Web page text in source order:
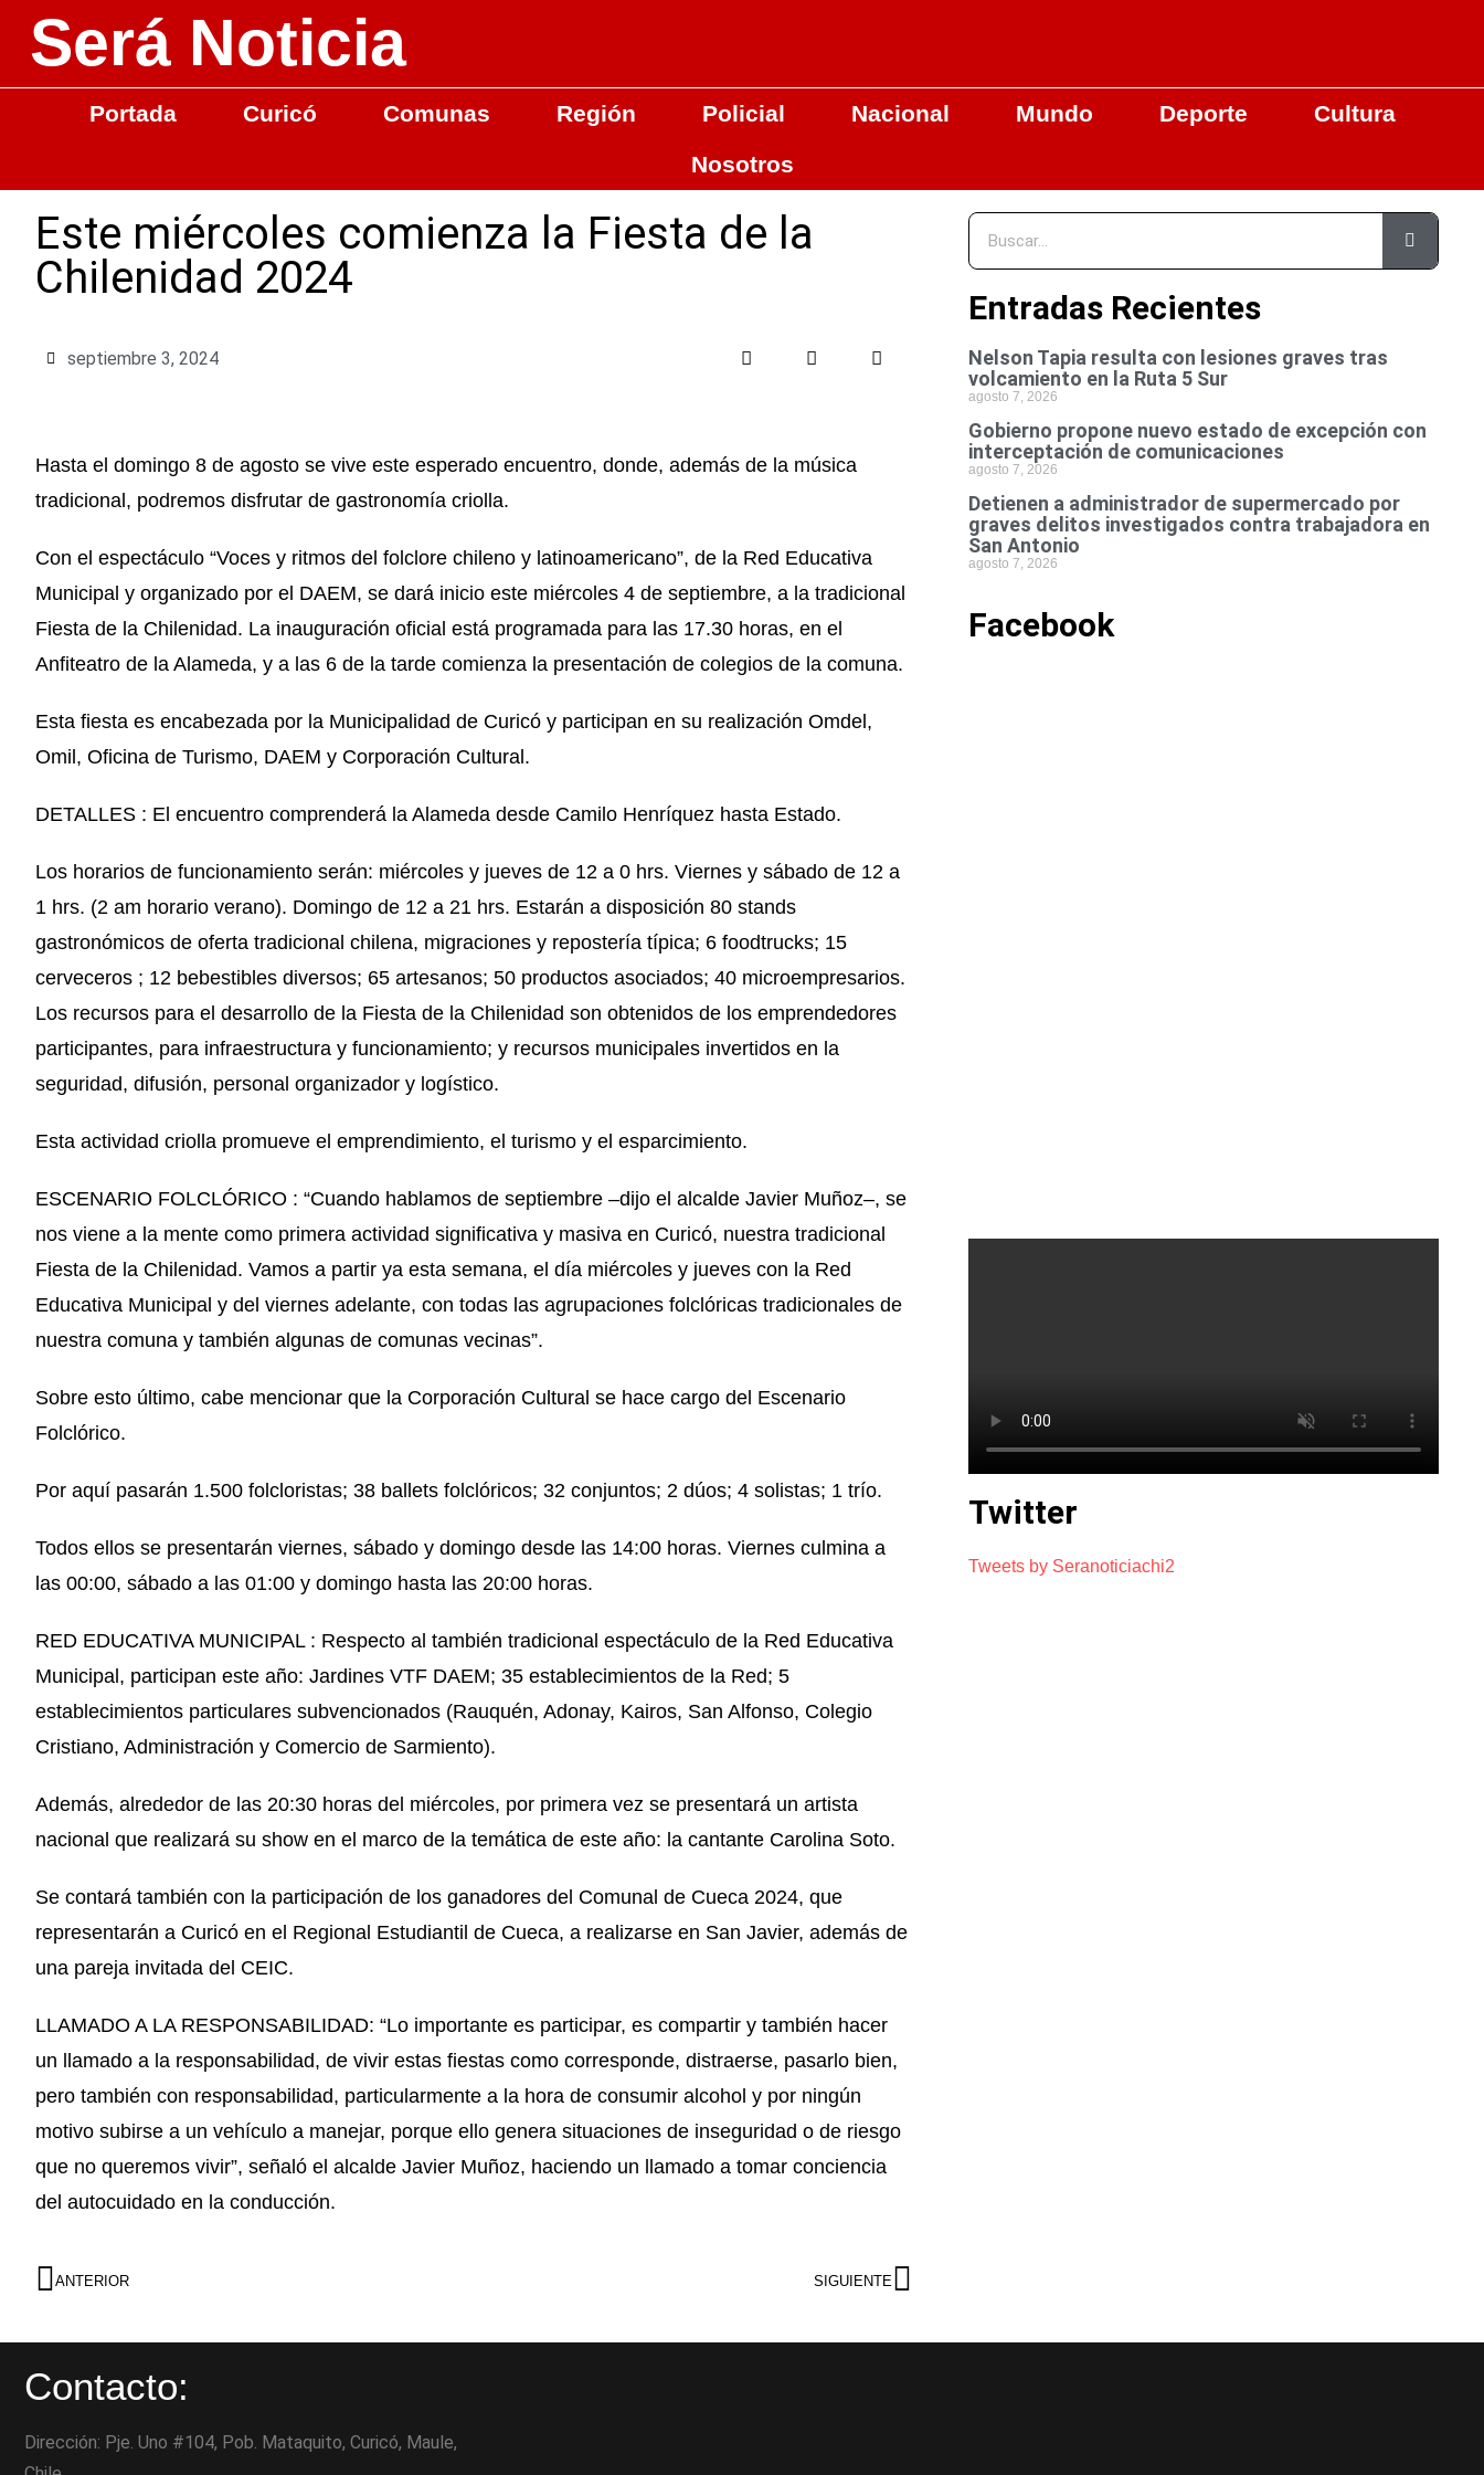
Será Noticia
Portada Curicó Comunas Región Policial Nacional Mundo Deporte
Cultura
Nosotros
Este miércoles comienza la Fiesta de la
Chilenidad 2024
septiembre 3, 2024
Hasta el domingo 8 de agosto se vive este esperado encuentro, donde, además de la música
tradicional, podremos disfrutar de gastronomía criolla.
Con el espectáculo “Voces y ritmos del folclore chileno y latinoamericano”, de la Red Educativa
Municipal y organizado por el DAEM, se dará inicio este miércoles 4 de septiembre, a la tradicional
Fiesta de la Chilenidad. La inauguración oficial está programada para las 17.30 horas, en el
Anfiteatro de la Alameda, y a las 6 de la tarde comienza la presentación de colegios de la comuna.
Esta fiesta es encabezada por la Municipalidad de Curicó y participan en su realización Omdel,
Omil, Oficina de Turismo, DAEM y Corporación Cultural.
DETALLES : El encuentro comprenderá la Alameda desde Camilo Henríquez hasta Estado.
Los horarios de funcionamiento serán: miércoles y jueves de 12 a 0 hrs. Viernes y sábado de 12 a
1 hrs. (2 am horario verano). Domingo de 12 a 21 hrs. Estarán a disposición 80 stands
gastronómicos de oferta tradicional chilena, migraciones y repostería típica; 6 foodtrucks; 15
cerveceros ; 12 bebestibles diversos; 65 artesanos; 50 productos asociados; 40 microempresarios.
Los recursos para el desarrollo de la Fiesta de la Chilenidad son obtenidos de los emprendedores
participantes, para infraestructura y funcionamiento; y recursos municipales invertidos en la
seguridad, difusión, personal organizador y logístico.
Esta actividad criolla promueve el emprendimiento, el turismo y el esparcimiento.
ESCENARIO FOLCLÓRICO : “Cuando hablamos de septiembre –dijo el alcalde Javier Muñoz–, se
nos viene a la mente como primera actividad significativa y masiva en Curicó, nuestra tradicional
Fiesta de la Chilenidad. Vamos a partir ya esta semana, el día miércoles y jueves con la Red
Educativa Municipal y del viernes adelante, con todas las agrupaciones folclóricas tradicionales de
nuestra comuna y también algunas de comunas vecinas”.
Sobre esto último, cabe mencionar que la Corporación Cultural se hace cargo del Escenario
Folclórico.
Por aquí pasarán 1.500 folcloristas; 38 ballets folclóricos; 32 conjuntos; 2 dúos; 4 solistas; 1 trío.
Todos ellos se presentarán viernes, sábado y domingo desde las 14:00 horas. Viernes culmina a
las 00:00, sábado a las 01:00 y domingo hasta las 20:00 horas.
RED EDUCATIVA MUNICIPAL : Respecto al también tradicional espectáculo de la Red Educativa
Municipal, participan este año: Jardines VTF DAEM; 35 establecimientos de la Red; 5
establecimientos particulares subvencionados (Rauquén, Adonay, Kairos, San Alfonso, Colegio
Cristiano, Administración y Comercio de Sarmiento).
Además, alrededor de las 20:30 horas del miércoles, por primera vez se presentará un artista
nacional que realizará su show en el marco de la temática de este año: la cantante Carolina Soto.
Se contará también con la participación de los ganadores del Comunal de Cueca 2024, que
representarán a Curicó en el Regional Estudiantil de Cueca, a realizarse en San Javier, además de
una pareja invitada del CEIC.
LLAMADO A LA RESPONSABILIDAD: “Lo importante es participar, es compartir y también hacer
un llamado a la responsabilidad, de vivir estas fiestas como corresponde, distraerse, pasarlo bien,
pero también con responsabilidad, particularmente a la hora de consumir alcohol y por ningún
motivo subirse a un vehículo a manejar, porque ello genera situaciones de inseguridad o de riesgo
que no queremos vivir”, señaló el alcalde Javier Muñoz, haciendo un llamado a tomar conciencia
del autocuidado en la conducción.
ANTERIOR SIGUIENTE
Entradas Recientes
Nelson Tapia resulta con lesiones graves tras
volcamiento en la Ruta 5 Sur
agosto 7, 2026
Gobierno propone nuevo estado de excepción con
interceptación de comunicaciones
agosto 7, 2026
Detienen a administrador de supermercado por
graves delitos investigados contra trabajadora en
San Antonio
agosto 7, 2026
Facebook
Twitter
Tweets by Seranoticiachi2
Contacto:
Dirección: Pje. Uno #104, Pob. Mataquito, Curicó, Maule,